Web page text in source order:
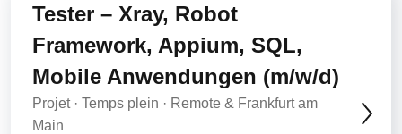
Tester – Xray, Robot
Framework, Appium, SQL,
Mobile Anwendungen (m/w/d)
Projet · Temps plein · Remote & Frankfurt am
Main